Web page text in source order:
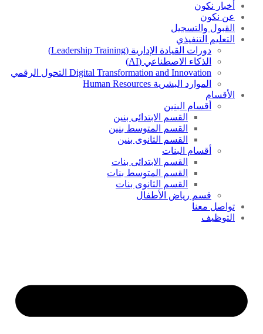
أخبار نكون
عن نكون
القبول والتسجيل
التعليم التنفيذي
دورات القيادة الإدارية (Leadership Training)
الذكاء الاصطناعي (AI)
Digital Transformation and Innovation التحول الرقمي
الموارد البشرية Human Resources
الأقسام
أقسام البنين
القسم الابتدائى بنين
القسم المتوسط بنين
القسم الثانوى بنين
أقسام البنات
القسم الابتدائى بنات
القسم المتوسط بنات
القسم الثانوى بنات
قسم رياض الأطفال
تواصل معنا
التوظيف